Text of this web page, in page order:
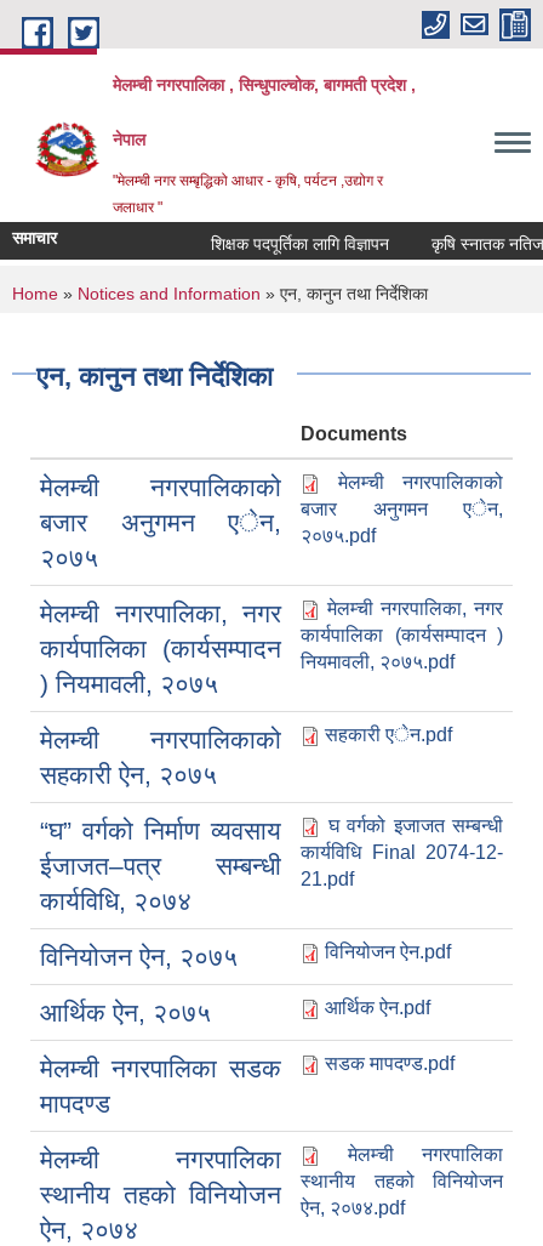
Skip to main content
मेलम्ची नगरपालिका , सिन्धुपाल्चोक, बागमती प्रदेश ,
नेपाल
"मेलम्ची नगर सम्बृद्धिको आधार - कृषि, पर्यटन ,उद्योग र
जलाधार "
समाचार शिक्षक पदपूर्तिका लागि विज्ञापन कृषि स्नातक नतिजा
You are here
Home » Notices and Information » एन, कानुन तथा निर्देशिका
एन, कानुन तथा निर्देशिका
Documents
मेलम्ची नगरपालिकाको
बजार अनुगमन एेन,
२०७५
मेलम्ची नगरपालिकाको
बजार अनुगमन एेन,
२०७५.pdf
मेलम्ची नगरपालिका, नगर
कार्यपालिका (कार्यसम्पादन
) नियमावली, २०७५
मेलम्ची नगरपालिका, नगर
कार्यपालिका (कार्यसम्पादन )
नियमावली, २०७५.pdf
मेलम्ची नगरपालिकाको
सहकारी ऐन, २०७५
सहकारी एेन.pdf
“घ” वर्गको निर्माण व्यवसाय
ईजाजत–पत्र सम्बन्धी
कार्यविधि, २०७४
घ वर्गको इजाजत सम्बन्धी
कार्यविधि Final 2074-12-
21.pdf
विनियोजन ऐन, २०७५ विनियोजन ऐन.pdf
आर्थिक ऐन, २०७५ आर्थिक ऐन.pdf
मेलम्ची नगरपालिका सडक
मापदण्ड
सडक मापदण्ड.pdf
मेलम्ची नगरपालिका
स्थानीय तहको विनियोजन
ऐन, २०७४
मेलम्ची नगरपालिका
स्थानीय तहको विनियोजन
ऐन, २०७४.pdf